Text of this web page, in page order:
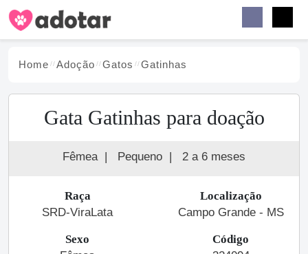
Home Adoção Gatos Gatinhas
Gata Gatinhas para doação
Fêmea | Pequeno | 2 a 6 meses
Raça
SRD-ViraLata
Localização
Campo Grande - MS
Sexo
Código